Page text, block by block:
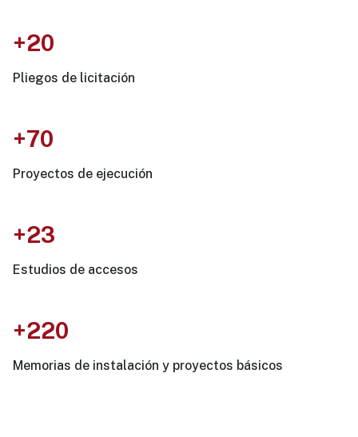
+20
Pliegos de licitación
+70
Proyectos de ejecución
+23
Estudios de accesos
+220
Memorias de instalación y proyectos básicos